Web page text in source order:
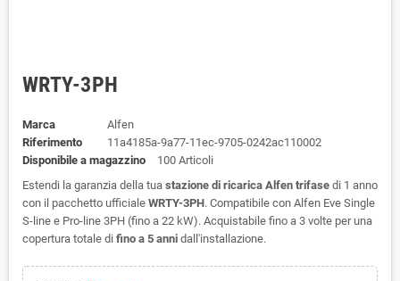
WRTY-3PH
Marca
Alfen
Riferimento
11a4185a-9a77-11ec-9705-0242ac110002
Disponibile a magazzino
100 Articoli
Estendi la garanzia della tua stazione di ricarica Alfen trifase di 1 anno
con il pacchetto ufficiale WRTY-3PH. Compatibile con Alfen Eve Single
S-line e Pro-line 3PH (fino a 22 kW). Acquistabile fino a 3 volte per una
copertura totale di fino a 5 anni dall'installazione.